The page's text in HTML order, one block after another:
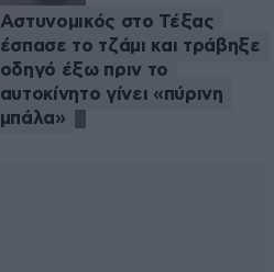
Αστυνομικός στο Τέξας
έσπασε το τζάμι και τράβηξε
οδηγό έξω πριν το
αυτοκίνητο γίνει «πύρινη
μπάλα»